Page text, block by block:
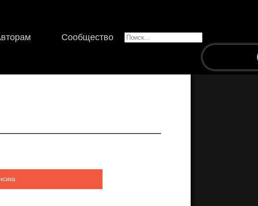
Сообщество